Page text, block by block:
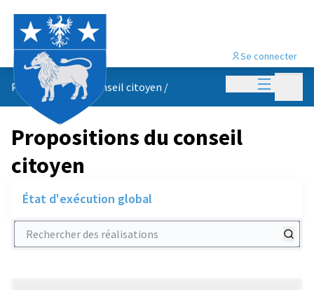
Menu
Se connecter
Propositions du conseil citoyen /
Propositions du conseil
citoyen
État d'exécution global
Rechercher des réalisations